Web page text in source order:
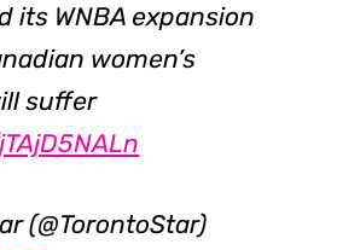
its WNBA expansion
women’s
suffer
(@TorontoStar)